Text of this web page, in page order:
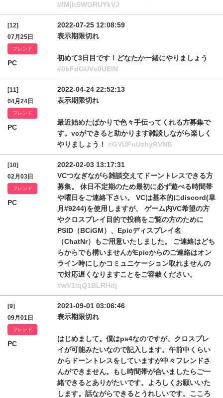
#fMjhSWGRUYkVJ
[12]
07月25日
フレンド
PC
2022-07-25 12:08:59
表示期限切れ
初めて3日目です！どなたか一緒にやりましょう
#0bFdGUVc0UElN
[11]
04月24日
フレンド
PC
2022-04-24 22:52:13
表示期限切れ
最近始めたばかりで色々手伝ってくれる方募集で
す。vcができると助かります雑談しながら楽しく
やりましょう！ #GVUFuUzhyRVNB
[10]
02月03日
フレンド
PC
2022-02-03 13:17:31
VCつなぎながら雑談交えてドーントレスできる方
募集。 休日不定期のため最初に必ず遊べる時間帯
や曜日をご連絡下さい。 VCは基本的にdiscord(皐
月#9244)を使用しますが、 ゲーム内VC希望の方
やクロスプレイ目的で投稿をご覧の方のために
PSID（BCiGM）、Epicディスプレイ名
（ChatNr）もご用意いたしました。 ご連絡はどち
らからでも構いませんがEpicからのご連絡はオン
ライン時にしかコミュニケーション取れませんの
で対応遅くなりますことをご容赦ください。
#wV1lqQ1BLRHdj
[9]
09月01日
フレンド
PC
2021-09-01 03:06:46
表示期限切れ
はじめまして。僕はps4なのですが、クロスプレ
イが可能みたいなので記入します。午前中くらい
からドーントレスをしていますが中々フレンドさ
んができません。もし時間帯が合いましたらご一
緒できるとありがたいです。よろしくお願いいた
します。話ながらできるとうれしいです。こころ